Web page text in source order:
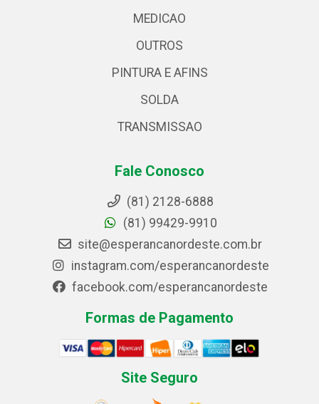
MEDICAO
OUTROS
PINTURA E AFINS
SOLDA
TRANSMISSAO
Fale Conosco
(81) 2128-6888
(81) 99429-9910
site@esperancanordeste.com.br
instagram.com/esperancanordeste
facebook.com/esperancanordeste
Formas de Pagamento
Site Seguro